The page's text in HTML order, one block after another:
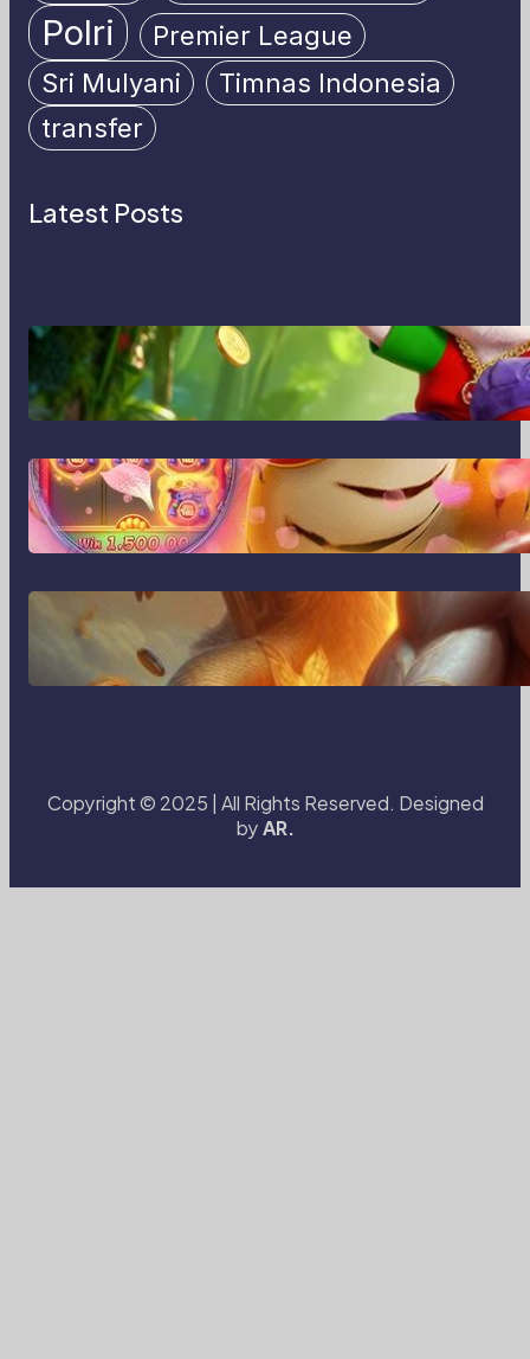
Polri
Premier League
Sri Mulyani
Timnas Indonesia
transfer
Latest Posts
MajalahPotretIndonesia:
Menghidupkan Cerita Lewat Lensa
dan Perspektif Baru di Era Digital
MajalahPotretIndonesia dan Cara
Baru Merekam Cerita dari Sudut
Kehidupan Sehari-hari
Transformasi Media Visual di Era
Digital: Bagaimana Fotografi dan
Cerita Visual Membentuk Cara Kita
Copyright © 2025 | All Rights Reserved. Designed
byAR.